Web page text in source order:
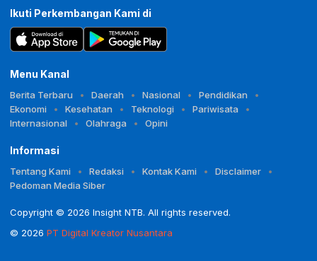
Ikuti Perkembangan Kami di
Menu Kanal
Berita Terbaru Daerah Nasional
Pendidikan
Ekonomi
Kesehatan Teknologi
Pariwisata
Internasional
Olahraga Opini
Informasi
Tentang Kami Redaksi Kontak Kami
Disclaimer
Pedoman Media Siber
Copyright © 2026 Insight NTB. All rights reserved.
© 2026 PT Digital Kreator Nusantara